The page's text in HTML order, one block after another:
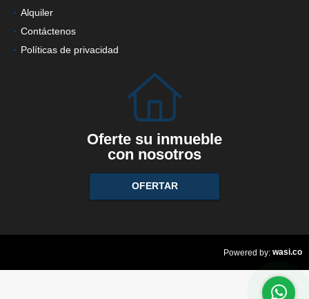
Alquiler
Contáctenos
Políticas de privacidad
Oferte su inmueble
con nosotros
OFERTAR
Powered by: wasi.co